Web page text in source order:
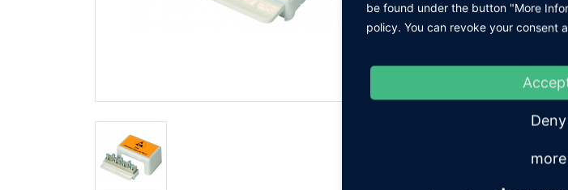
ZURÜCK
be found under the button "More
policy. You can revoke your consent
Deny
more